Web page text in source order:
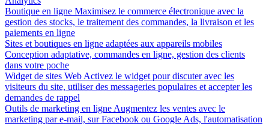
Boutique en ligne Maximisez le commerce électronique avec la
gestion des stocks, le traitement des commandes, la livraison et les
paiements en ligne
Sites et boutiques en ligne adaptées aux appareils mobiles
Conception adaptative, commandes en ligne, gestion des clients
dans votre poche
Widget de sites Web Activez le widget pour discuter avec les
visiteurs du site, utiliser des messageries populaires et accepter les
demandes de rappel
Outils de marketing en ligne Augmentez les ventes avec le
marketing par e-mail, sur Facebook ou Google Ads, l'automatisation